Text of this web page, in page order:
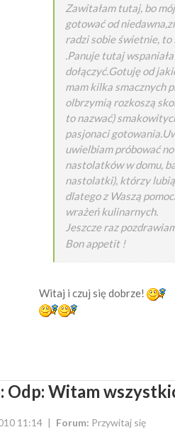
Zawitałam tutaj, bo
gotować od
radzi sobie świetnie, to
.Panuje tutaj
dołączyć.Gotuję od
mam kilka smacznych
olbrzymią rozkoszą
to nazwać)
pasjonaci
uwielbiam próbować
nastolatków w domu,
nastolatki), którzy
dlatego z Waszą
wrażeń kulinarnych.
Jeszcze raz
Bon appetit !
Witaj i czuj się dobrze!
Odp: Witam
11:14 Forum: Przywitaj się